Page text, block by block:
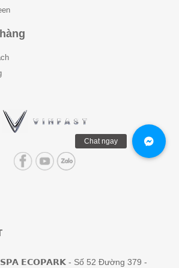
𝗘𝗖𝗢𝗣𝗔𝗥𝗞 - Số 52 Đường 379 -